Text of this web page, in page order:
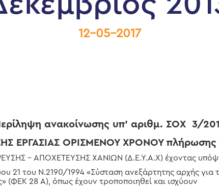
12-05-2017
ανακοίνωσης υπ’ αριθμ. ΣΟΧ 3/
ΕΡΓΑΣΙΑΣ ΟΡΙΣΜΕΝΟΥ ΧΡΟΝΟΥ
– ΑΠΟΧΕΤΕΥΣΗΣ ΧΑΝΙΩΝ (Δ.Ε.Υ.Α.Χ) έχοντας
21 του Ν.2190/1994 «Σύσταση ανεξάρτητης αρχής για
(ΦΕΚ 28 Α), όπως έχουν τροποποιηθεί και ισχύουν